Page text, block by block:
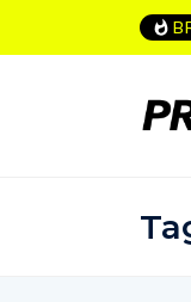
Brunch